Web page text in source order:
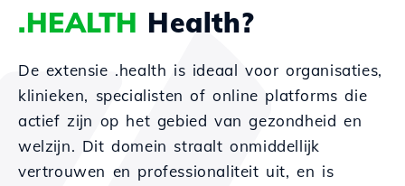
.HEALTH Health?
De extensie .health is ideaal voor organisaties,
klinieken, specialisten of online platforms die
actief zijn op het gebied van gezondheid en
welzijn. Dit domein straalt onmiddellijk
vertrouwen en professionaliteit uit, en is